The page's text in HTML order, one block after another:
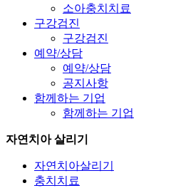
소아충치치료
구강검진
구강검진
예약/상담
예약/상담
공지사항
함께하는 기업
함께하는 기업
자연치아 살리기
자연치아살리기
충치치료